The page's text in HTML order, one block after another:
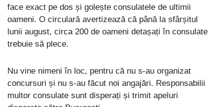
face exact pe dos și golește consulatele de ultimii
oameni. O circulară avertizează că până la sfârșitul
lunii august, circa 200 de oameni detașați în consulate
trebuie să plece.
Nu vine nimeni în loc, pentru că nu s-au organizat
concursuri și nu s-au făcut noi angajări. Responsabilii
multor consulate sunt disperați și trimit apeluri